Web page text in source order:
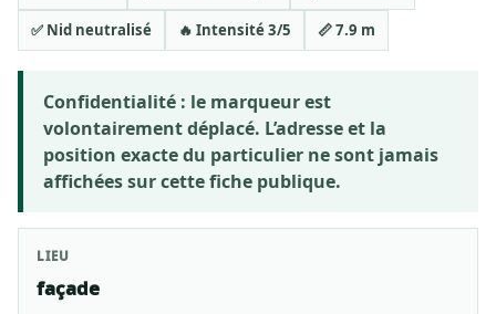
✅ Nid neutralisé 🔥 Intensité 3/5 📏 7.9 m
Confidentialité : le marqueur est
volontairement déplacé. L’adresse et la
position exacte du particulier ne sont jamais
affichées sur cette fiche publique.
LIEU
façade